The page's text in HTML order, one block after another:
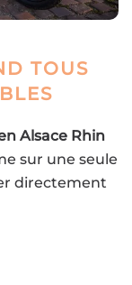
TOUS
Alsace Rhin
sur une seule
directement